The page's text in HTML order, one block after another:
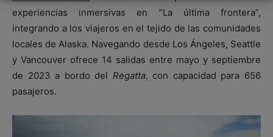
experiencias inmersivas en “La última frontera”,
integrando a los viajeros en el tejido de las comunidades
locales de Alaska. Navegando desde Los Ángeles, Seattle
y Vancouver ofrece 14 salidas entre mayo y septiembre
de 2023 a bordo del Regatta, con capacidad para 656
pasajeros.